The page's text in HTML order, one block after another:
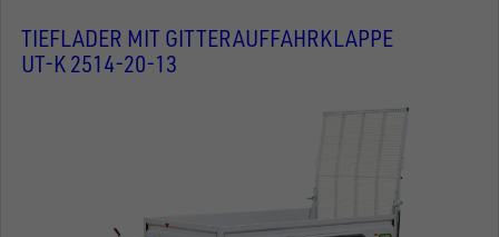
TIEFLADER MIT GITTERAUFFAHRKLAPPE
UT-K 2514-20-13